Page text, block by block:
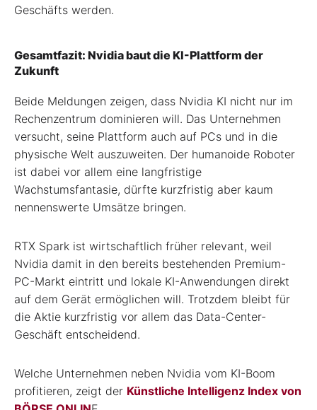
Geschäfts werden.
Gesamtfazit: Nvidia baut die KI-Plattform der
Zukunft
Beide Meldungen zeigen, dass Nvidia KI nicht nur im
Rechenzentrum dominieren will. Das Unternehmen
versucht, seine Plattform auch auf PCs und in die
physische Welt auszuweiten. Der humanoide Roboter
ist dabei vor allem eine langfristige
Wachstumsfantasie, dürfte kurzfristig aber kaum
nennenswerte Umsätze bringen.
RTX Spark ist wirtschaftlich früher relevant, weil
Nvidia damit in den bereits bestehenden Premium-
PC-Markt eintritt und lokale KI-Anwendungen direkt
auf dem Gerät ermöglichen will. Trotzdem bleibt für
die Aktie kurzfristig vor allem das Data-Center-
Geschäft entscheidend.
Welche Unternehmen neben Nvidia vom KI-Boom
profitieren, zeigt der Künstliche Intelligenz Index von